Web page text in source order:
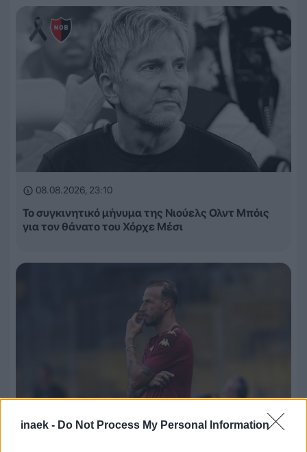
inaek - Do Not Process My Personal Information
08.08.2026, 23:10
Το συγκινητικό μήνυμα της Νιούελς Ολντ Μπόις
για τον θάνατο του Χόρχε Μέσι